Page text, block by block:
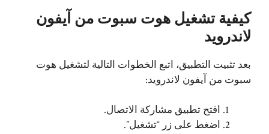
كيفية تشغيل هوت سبوت من آيفون
لاندرويد
بعد تثبيت التطبيق، اتبع الخطوات التالية لتشغيل هوت
سبوت من آيفون لاندرويد:
افتح تطبيق مشاركة الاتصال.
اضغط على زر “تشغيل”.